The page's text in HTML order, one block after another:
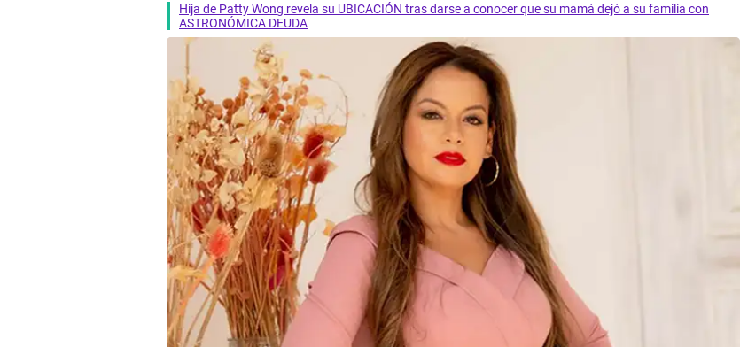
Hija de Patty Wong revela su UBICACIÓN tras darse a conocer que su mamá dejó a su familia con
ASTRONÓMICA DEUDA